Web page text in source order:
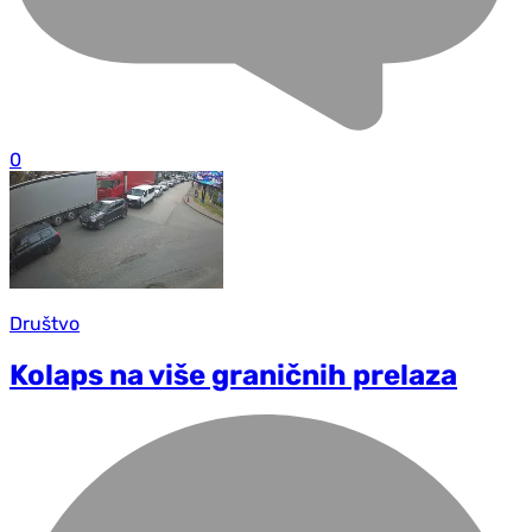
0
Društvo
Kolaps na više graničnih prelaza